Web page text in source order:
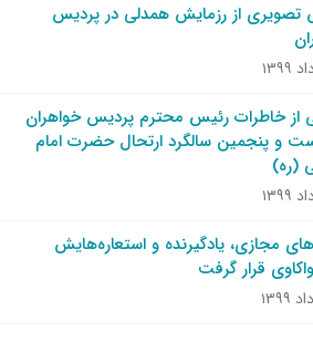
تصویری از رزمایش همدلی در پردیس
خاطرات رئیس محترم پردیس خواهران
و پنجمین سالگرد ارتحال حضرت امام
(ره)
مجازی، یادگیرنده و استعاره‌هایش
قرار گرفت